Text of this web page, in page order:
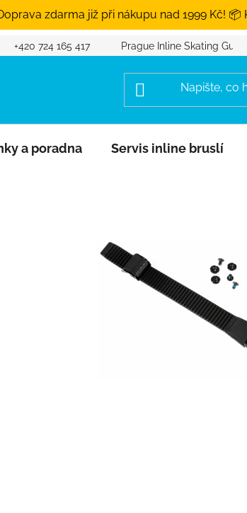
zdarma již při nákupu nad 1999 Kč!
+420 724 165 417 Prague Inline Skating Guide
a poradna Servis inline bruslí